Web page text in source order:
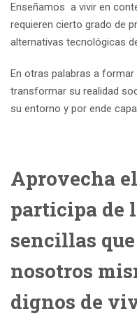
Enseñamos a vivir en
requieren cierto grado de
alternativas tecnológicas
En otras palabras a
transformar su realidad
su entorno y por ende
Aprovecha
participa de
sencillas
nosotros
dignos de